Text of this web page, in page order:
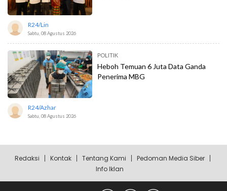
R24/lin
Sabtu, 08 Agustus 2026
POLITIK
Heboh Temuan 6 Juta Data Ganda
Penerima MBG
R24/azhar
Sabtu, 08 Agustus 2026
Redaksi Kontak Tentang Kami
Pedoman Media Siber
Info Iklan